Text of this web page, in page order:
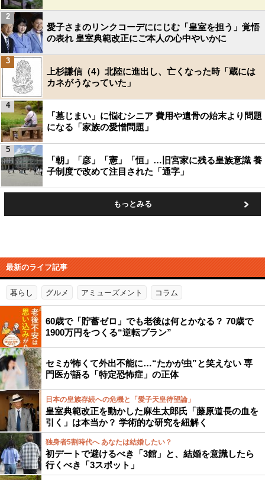
愛子さまのリンクコーデににじむ「皇室を担う」覚悟
の表れ 皇室典範改正にご本人の心中やいかに
2
上杉謙信（4）北陸に進出し、亡くなった時「蔵には
カネがうなっていた」
3
「墓じまい」に悩むシニア 費用や遺骨の始末より問題
になる「家族の愛憎問題」
4
「朝」「彦」「憲」「恒」…旧宮家に残る皇族意識 養
子制度で改めて注目された「通字」
5
もっとみる
最新のライフ記事
暮らし グルメ アミューズメント コラム
60歳で「貯蓄ゼロ」でも老後は何とかなる？ 70歳で
1900万円をつくる“逆転プラン”
セミが怖くて外出不能に…“たかが虫”と笑えない 専
門医が語る「特定恐怖症」の正体
日本の皇族存続への危機と「愛子天皇待望論」
皇室典範改正を動かした麻生太郎氏「藤原道長の血を
引く」は本当か？ 学術的な研究を紐解く
独身者5割時代へ あなたは結婚したい？
初デートで避けるべき「3館」と、結婚を意識したら
行くべき「3スポット」